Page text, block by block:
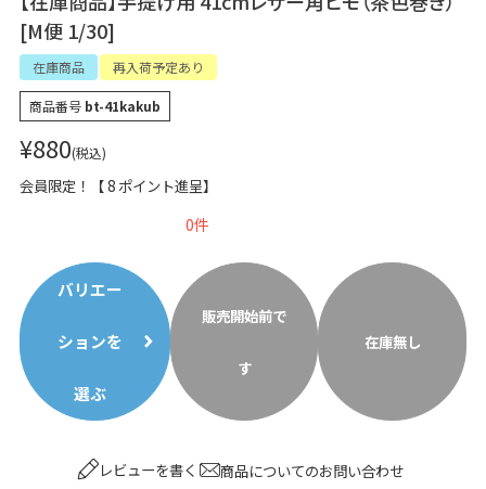
[M便 1/30]
在庫商品 再入荷予定あり
商品番号 bt-41kakub
¥880 税込
会員限定！【8 ポイント進呈】
0
バリエー
ションを
選ぶ
販売開始前で
す
在庫無し
レビューを書く 商品についてのお問い合わせ